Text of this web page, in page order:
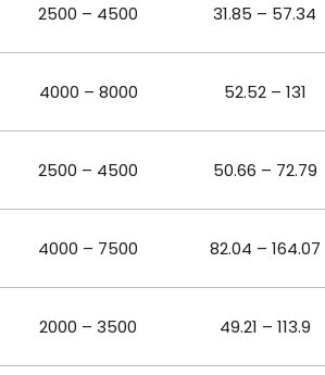
2500 – 4500 31.85 – 57.34
4000 – 8000 52.52 – 131
2500 – 4500 50.66 – 72.79
4000 – 7500 82.04 – 164.07
2000 – 3500 49.21 – 113.9